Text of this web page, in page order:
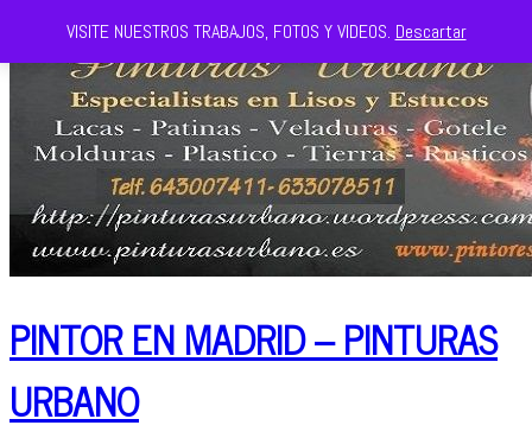
PINTOR EN MADRID – PINTURAS
URBANO
VISITE NUESTROS TRABAJOS, FOTOS Y VIDEOS. Descartar